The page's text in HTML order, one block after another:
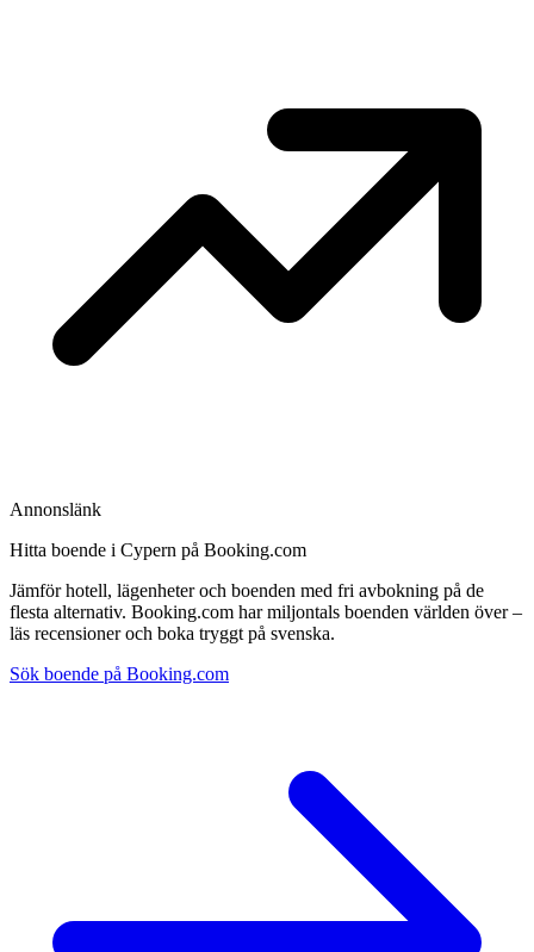
Annonslänk
Hitta boende i Cypern på Booking.com
Jämför hotell, lägenheter och boenden med fri avbokning på de
flesta alternativ. Booking.com har miljontals boenden världen över –
läs recensioner och boka tryggt på svenska.
Sök boende på Booking.com